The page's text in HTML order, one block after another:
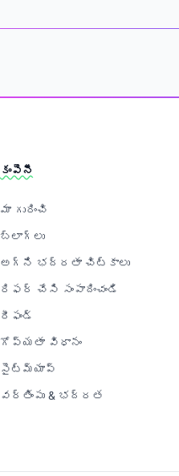
కంపెనీ
మా గురించి
బ్లాగ్‌లు
అగ్ని భద్రతా చిట్కాలు
రిఫర్ చేసి సంపాదించండి
రీఫండ్
గోప్యతా విధానం
సైట్‌మ్యాప్
వర్తింపు & భద్రత